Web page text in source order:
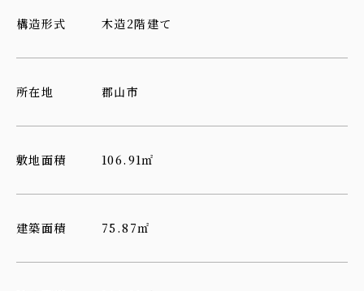
構造形式 木造2階建て
所在地 郡山市
敷地面積 106.91㎡
建築面積 75.87㎡